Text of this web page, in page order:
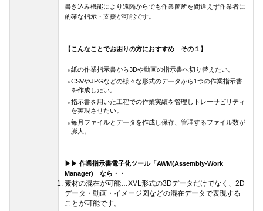
書き込み機能により遠隔からでも作業箇所を間違えず作業者に
的確な指示・支援が可能です。
【こんなことでお困りの方におすすめ その１】
紙の作業指示書から3Dや動画の指示書へ切り替えたい。
CSVやJPGなどの様々な形式のデータから1つの作業指示書
を作成したい。
指示書を用いた工程での作業実績を管理しトレーサビリティ
を実現させたい。
毎月ファイルとデータを作成し保存、管理するファイル数が
膨大。
▶▶ 作業指示書電子化ツール「AWM(Assembly-Work
Manager)」なら・・
素材の混在が可能…XVL形式の3Dデータだけでなく、2D
データ・動画・イメージ図などの混在データで表現する
ことが可能です。